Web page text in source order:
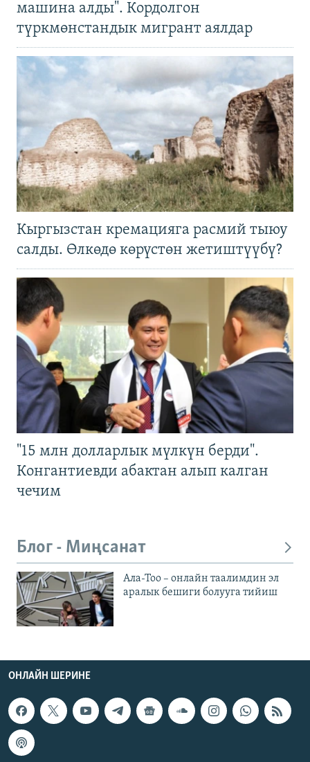
машина алды". Кордолгон
түркмөнстандык мигрант аялдар
Кыргызстан кремацияга расмий тыюу
салды. Өлкөдө көрүстөн жетиштүүбү?
"15 млн долларлык мүлкүн берди".
Конгантиевди абактан алып калган
чечим
Блог - Миңсанат
Ала-Тоо – онлайн таалимдин эл
аралык бешиги болууга тийиш
ОНЛАЙН ШЕРИНЕ